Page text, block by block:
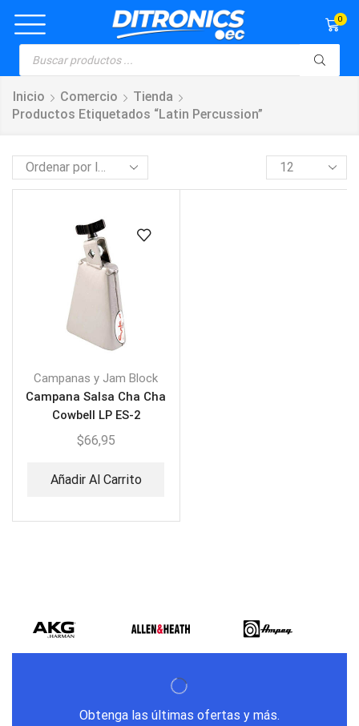
0
Inicio Comercio
Tienda
Productos Etiquetados “latin Percussion”
Campanas y Jam Block
Campana Salsa Cha Cha
Cowbell LP ES-2
$66,95
Añadir Al Carrito
Obtenga las últimas ofertas y más.